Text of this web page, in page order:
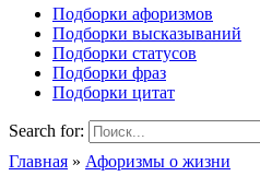
Подборки афоризмов
Подборки высказываний
Подборки статусов
Подборки фраз
Подборки цитат
Search for:
Главная » Афоризмы о жизни